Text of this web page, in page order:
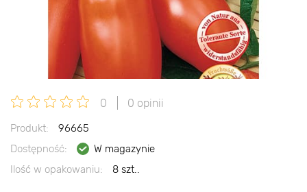
0 0 opinii
Produkt:
96665
Dostępność:
W magazynie
Ilość w opakowaniu:
8 szt..